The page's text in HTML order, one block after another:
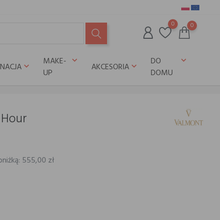
0 0
keyboard_arrow_down
MAKE-
UP
keyboard_arrow_down
AKCESORIAkeyboard_arrow_down
DO
DOMU
keyboard_arrow_down
555,00 zł